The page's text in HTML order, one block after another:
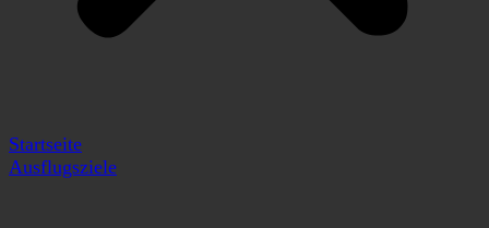
Startseite
Ausflugsziele